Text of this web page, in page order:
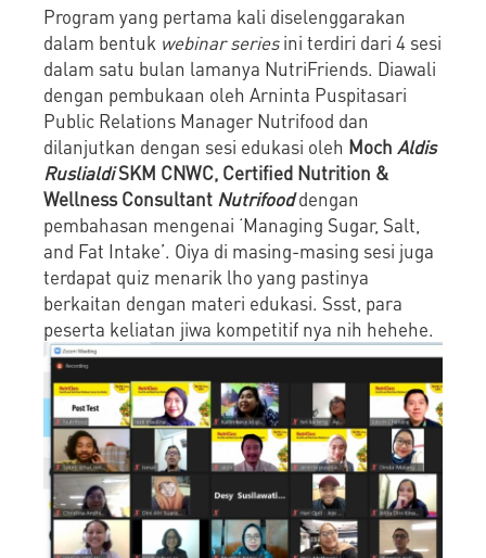
Program yang pertama kali diselenggarakan
dalam bentuk webinar seriesini terdiri dari 4 sesi
dalam satu bulan lamanya NutriFriends. Diawali
dengan pembukaan oleh Arninta Puspitasari
Public Relations Manager Nutrifood dan
dilanjutkan dengan sesi edukasi oleh Moch Aldis
RuslialdiSKM CNWC, Certified Nutrition &
Wellness Consultant Nutrifooddengan
pembahasan mengenai ‘Managing Sugar, Salt,
and Fat Intake’. Oiya di masing-masing sesi juga
terdapat quiz menarik lho yang pastinya
berkaitan dengan materi edukasi. Ssst, para
peserta keliatan jiwa kompetitif nya nih hehehe.